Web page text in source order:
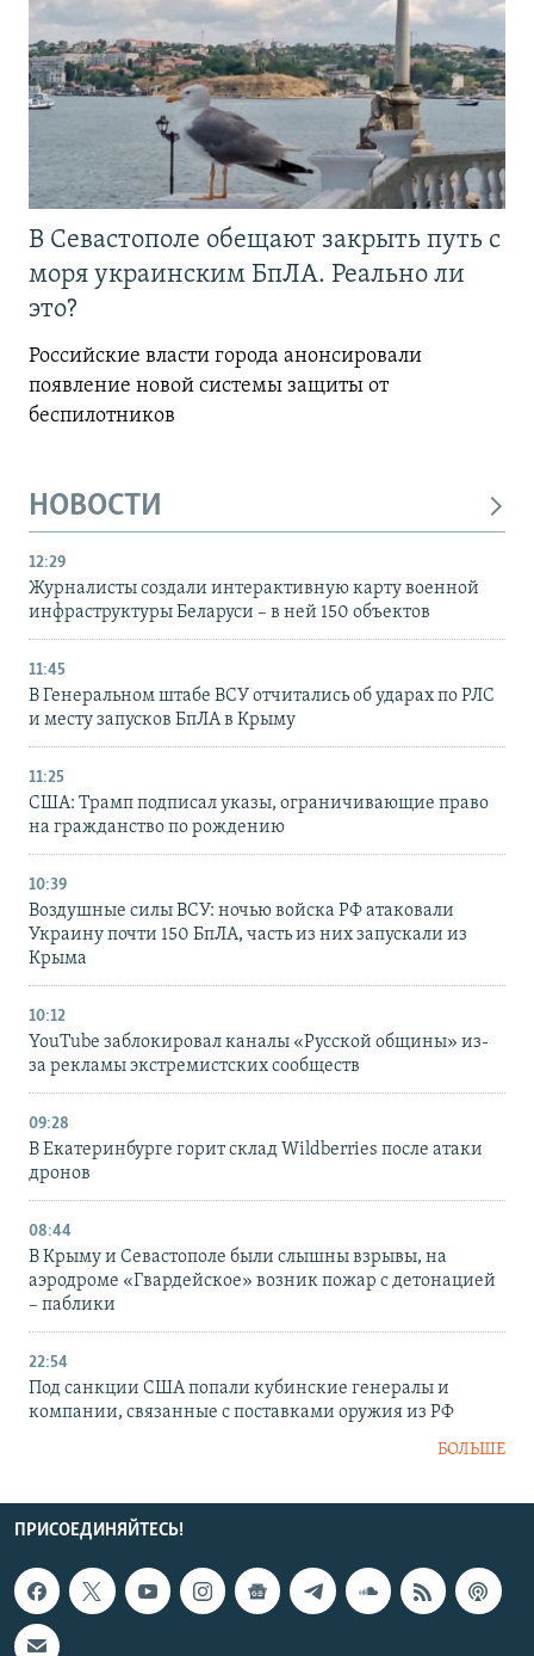
В Севастополе обещают закрыть путь с
моря украинским БпЛА. Реально ли
это?
Российские власти города анонсировали
появление новой системы защиты от
беспилотников
НОВОСТИ
12:29
Журналисты создали интерактивную карту военной
инфраструктуры Беларуси – в ней 150 объектов
11:45
В Генеральном штабе ВСУ отчитались об ударах по РЛС
и месту запусков БпЛА в Крыму
11:25
США: Трамп подписал указы, ограничивающие право
на гражданство по рождению
10:39
Воздушные силы ВСУ: ночью войска РФ атаковали
Украину почти 150 БпЛА, часть из них запускали из
Крыма
10:12
YouTube заблокировал каналы «Русской общины» из-
за рекламы экстремистских сообществ
09:28
В Екатеринбурге горит склад Wildberries после атаки
дронов
08:44
В Крыму и Севастополе были слышны взрывы, на
аэродроме «Гвардейское» возник пожар с детонацией
– паблики
22:54
Под санкции США попали кубинские генералы и
компании, связанные с поставками оружия из РФ
БОЛЬШЕ
ПРИСОЕДИНЯЙТЕСЬ!